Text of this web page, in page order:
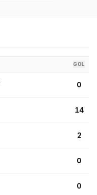
GOL
0
14
2
0
0